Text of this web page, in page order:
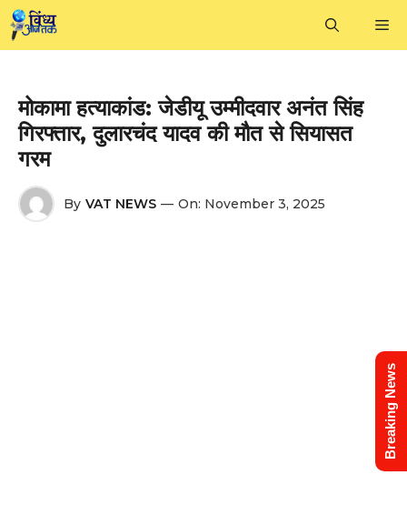
Skip
to
मोकामा हत्याकांड: जेडीयू उम्मीदवार अनंत सिंह
गिरफ्तार, दुलारचंद यादव की मौत से सियासत
गरम
By VAT NEWS — On: November 3, 2025
Breaking News